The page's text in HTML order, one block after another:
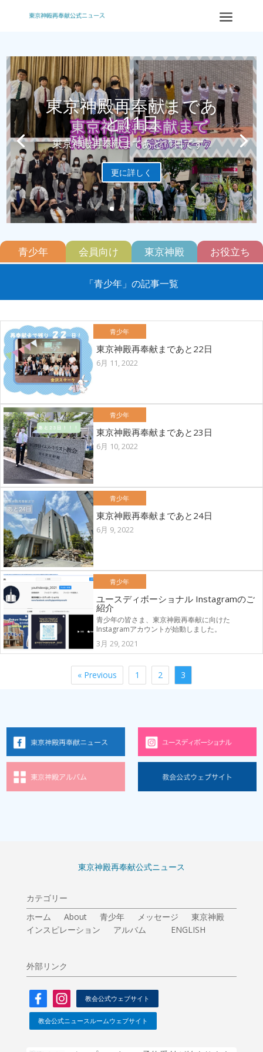
a
東京神殿再奉献まであ
と11日
東京神殿再奉献まであと11日です...
更に詳しく
青少年 会員向け 東京神殿 お役立ち
「青少年」の記事一覧
青少年
東京神殿再奉献まであと22日
6月 11, 2022
青少年
東京神殿再奉献まであと23日
6月 10, 2022
青少年
東京神殿再奉献まであと24日
6月 9, 2022
青少年
ユースディボーショナル Instagramのご
紹介
青少年の皆さま、東京神殿再奉献に向けた
Instagramアカウントが始動しました。
3月 29, 2021
« Previous 1 2 3
東京神殿再奉献公式ニュース
カテゴリー
ホーム
About 青少年 メッセージ
東京神殿
インスピレーション
アルバム ENGLISH
外部リンク
教会公式ウェブサイト
教会公式ニュースルームウェブサイト